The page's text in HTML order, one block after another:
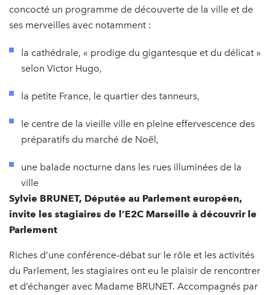
concocté un programme de découverte de la ville et de
ses merveilles avec notamment :
la cathédrale, « prodige du gigantesque et du délicat »
selon Victor Hugo,
la petite France, le quartier des tanneurs,
le centre de la vieille ville en pleine effervescence des
préparatifs du marché de Noël,
une balade nocturne dans les rues illuminées de la
ville
Sylvie BRUNET, Députée au Parlement européen,
invite les stagiaires de l’E2C Marseille à découvrir le
Parlement
Riches d’une conférence-débat sur le rôle et les activités
du Parlement, les stagiaires ont eu le plaisir de rencontrer
et d’échanger avec Madame BRUNET. Accompagnés par